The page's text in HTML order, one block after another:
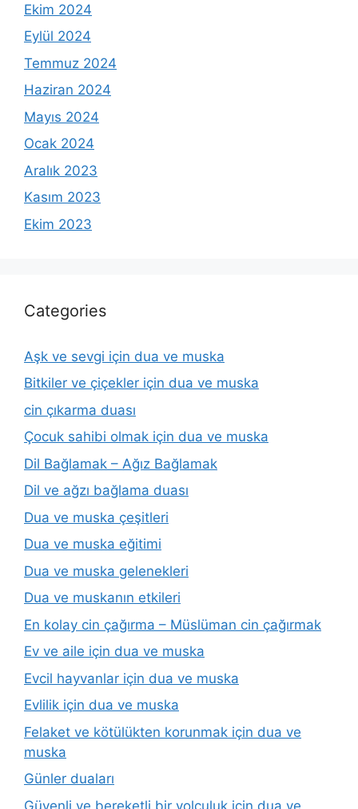
Ekim 2024
Eylül 2024
Temmuz 2024
Haziran 2024
Mayıs 2024
Ocak 2024
Aralık 2023
Kasım 2023
Ekim 2023
Categories
Aşk ve sevgi için dua ve muska
Bitkiler ve çiçekler için dua ve muska
cin çıkarma duası
Çocuk sahibi olmak için dua ve muska
Dil Bağlamak – Ağız Bağlamak
Dil ve ağzı bağlama duası
Dua ve muska çeşitleri
Dua ve muska eğitimi
Dua ve muska gelenekleri
Dua ve muskanın etkileri
En kolay cin çağırma – Müslüman cin çağırmak
Ev ve aile için dua ve muska
Evcil hayvanlar için dua ve muska
Evlilik için dua ve muska
Felaket ve kötülükten korunmak için dua ve
muska
Günler duaları
Güvenli ve bereketli bir yolculuk için dua ve